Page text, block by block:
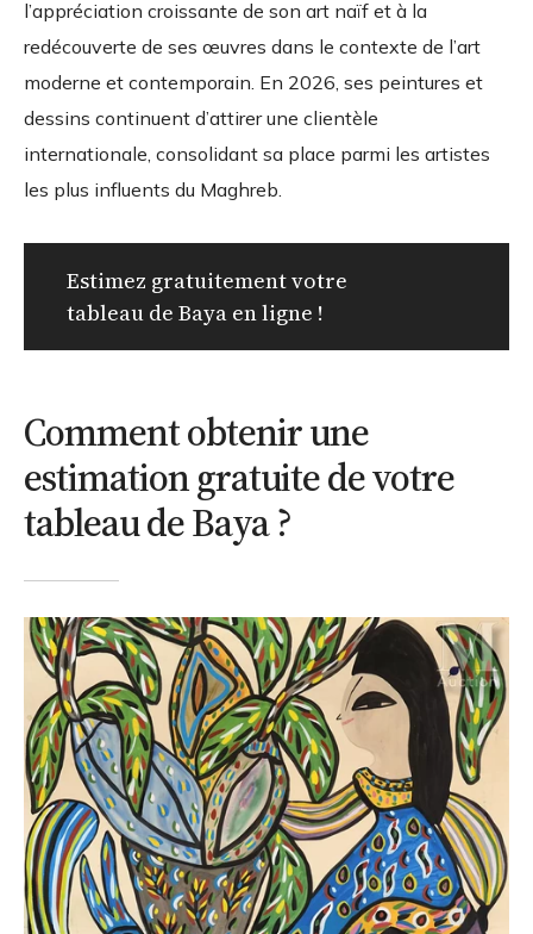
l’appréciation croissante de son art naïf et à la
redécouverte de ses œuvres dans le contexte de l’art
moderne et contemporain. En 2026, ses peintures et
dessins continuent d’attirer une clientèle
internationale, consolidant sa place parmi les artistes
les plus influents du Maghreb.
Estimez gratuitement votre
tableau de Baya en ligne !
Comment obtenir une
estimation gratuite de votre
tableau de Baya ?